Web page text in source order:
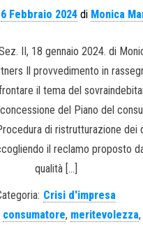
6 Febbraio 2024di Monica
II, 18 gennaio 2024. di
Il provvedimento in
il tema del
del Piano del
di ristrutturazione dei
il reclamo proposto
qualità […]
Crisi d'impresa
consumatore, meritevolezza,